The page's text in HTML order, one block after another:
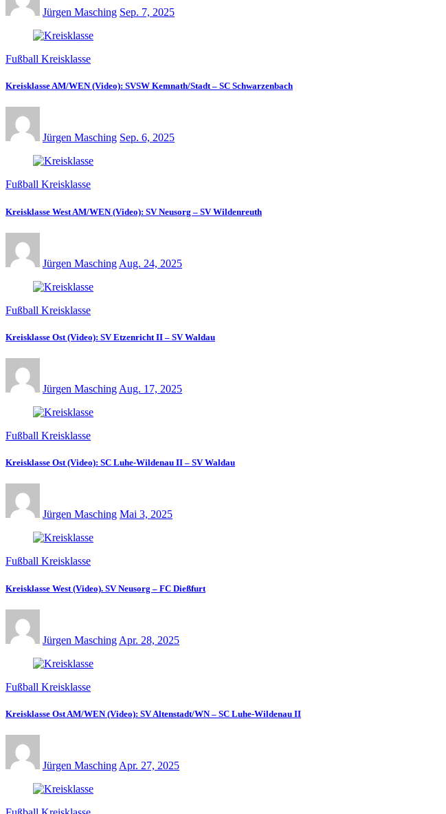
Jürgen Masching Sep. 7, 2025
Fußball Kreisklasse
Kreisklasse AM/WEN (Video): SVSW Kemnath/Stadt – SC Schwarzenbach
Jürgen Masching Sep. 6, 2025
Fußball Kreisklasse
Kreisklasse West AM/WEN (Video): SV Neusorg – SV Wildenreuth
Jürgen Masching Aug. 24, 2025
Fußball Kreisklasse
Kreisklasse Ost (Video): SV Etzenricht II – SV Waldau
Jürgen Masching Aug. 17, 2025
Fußball Kreisklasse
Kreisklasse Ost (Video): SC Luhe-Wildenau II – SV Waldau
Jürgen Masching Mai 3, 2025
Fußball Kreisklasse
Kreisklasse West (Video). SV Neusorg – FC Dießfurt
Jürgen Masching Apr. 28, 2025
Fußball Kreisklasse
Kreisklasse Ost AM/WEN (Video): SV Altenstadt/WN – SC Luhe-Wildenau II
Jürgen Masching Apr. 27, 2025